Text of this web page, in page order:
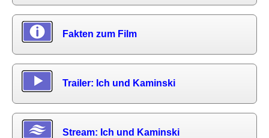
Fakten zum Film
Trailer: Ich und Kaminski
Stream: Ich und Kaminski